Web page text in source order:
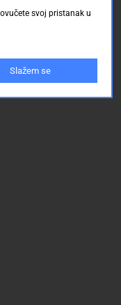
svoj pristanak u
Slažem se